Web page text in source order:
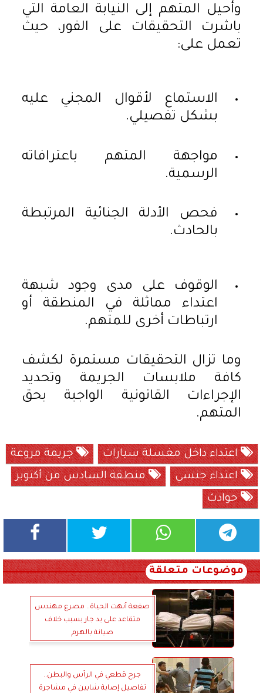
وأُحيل المتهم إلى النيابة العامة التي
باشرت التحقيقات على الفور، حيث
تعمل على:
الاستماع لأقوال المجني عليه
بشكل تفصيلي.
مواجهة المتهم باعترافاته
الرسمية.
فحص الأدلة الجنائية المرتبطة
بالحادث.
الوقوف على مدى وجود شبهة
اعتداء مماثلة في المنطقة أو
ارتباطات أخرى للمتهم.
وما تزال التحقيقات مستمرة لكشف
كافة ملابسات الجريمة وتحديد
الإجراءات القانونية الواجبة بحق
المتهم.
اعتداء داخل مغسلة سيارات
جريمة مروعة
اعتداء جنسي
منطقة السادس من أكتوبر
حوادث
موضوعات متعلقة
صفعة أنهت الحياة.. مصرع مهندس
متقاعد على يد جار بسبب خلاف
صيانة بالهرم
جرح قطعي في الرأس والبطن..
تفاصيل إصابة شابين في مشاجرة